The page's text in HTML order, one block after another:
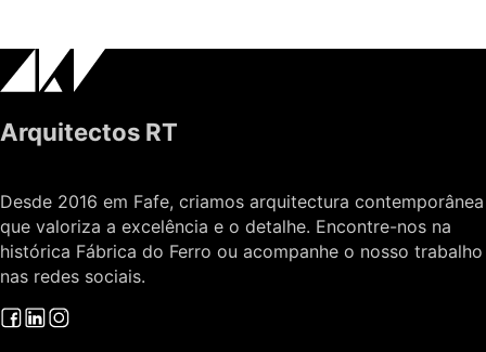
Arquitectos RT
Desde 2016 em Fafe, criamos arquitectura contemporânea
que valoriza a excelência e o detalhe. Encontre-nos na
histórica Fábrica do Ferro ou acompanhe o nosso trabalho
nas redes sociais.